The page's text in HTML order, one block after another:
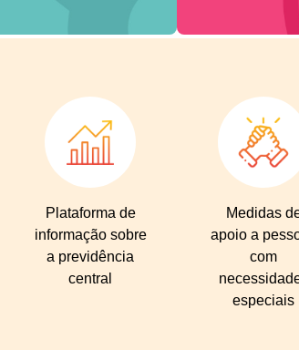
Plataforma de
informação sobre
a previdência
central
Medidas
apoio a
com
especiais